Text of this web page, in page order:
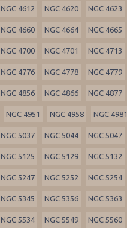
NGC 4612 NGC 4620 NGC 4623
NGC 4660 NGC 4664 NGC 4665
NGC 4700 NGC 4701 NGC 4713
NGC 4776 NGC 4778 NGC 4779
NGC 4856 NGC 4866 NGC 4877
NGC 4951 NGC 4958 NGC 4981
NGC 5037 NGC 5044 NGC 5047
NGC 5125 NGC 5129 NGC 5132
NGC 5247 NGC 5252 NGC 5254
NGC 5345 NGC 5356 NGC 5363
NGC 5534 NGC 5549 NGC 5560